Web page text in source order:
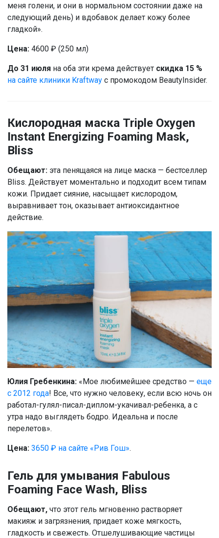
меня голени, и они в нормальном состоянии даже на
следующий день) и вдобавок делает кожу более
гладкой».
Цена: 4600 ₽ (250 мл)
До 31 июля на оба эти крема действует скидка 15 %
на сайте клиники Kraftway с промокодом BeautyInsider.
Кислородная маска Triple Oxygen
Instant Energizing Foaming Mask,
Bliss
Обещают: эта пенящаяся на лице маска — бестселлер
Bliss. Действует моментально и подходит всем типам
кожи. Придает сияние, насыщает кислородом,
выравнивает тон, оказывает антиоксидантное
действие.
Юлия Гребенкина: «Мое любимейшее средство — еще
с 2012 года! Все, что нужно человеку, если всю ночь он
работал-гулял-писал-диплом-укачивал-ребенка, а с
утра надо выглядеть бодро. Идеальна и после
перелетов».
Цена: 3650 ₽ на сайте «Рив Гош».
Гель для умывания Fabulous
Foaming Face Wash, Bliss
Обещают, что этот гель мгновенно растворяет
макияж и загрязнения, придает коже мягкость,
гладкость и свежесть. Отшелушивающие частицы